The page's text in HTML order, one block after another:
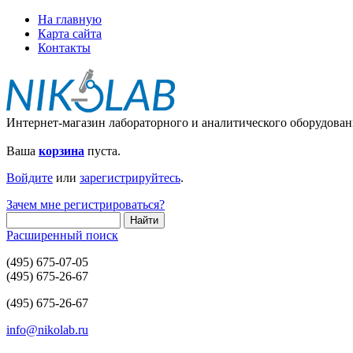
На главную
Карта сайта
Контакты
Интернет-магазин лабораторного и аналитического
Ваша корзина пуста.
Войдите или зарегистрируйтесь.
Зачем мне регистрироваться?
Расширенный поиск
(495) 675-07-05
(495) 675-26-67
(495) 675-26-67
info@nikolab.ru